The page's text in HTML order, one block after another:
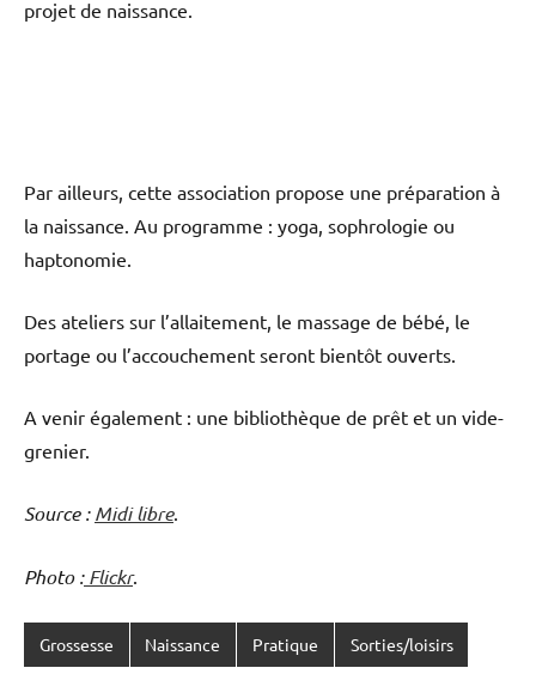
projet de naissance.
Par ailleurs, cette association propose une préparation à
la naissance. Au programme : yoga, sophrologie ou
haptonomie.
Des ateliers sur l’allaitement, le massage de bébé, le
portage ou l’accouchement seront bientôt ouverts.
A venir également : une bibliothèque de prêt et un vide-
grenier.
Source :Midi libre.
Photo :Flickr.
Grossesse Naissance Pratique Sorties/loisirs